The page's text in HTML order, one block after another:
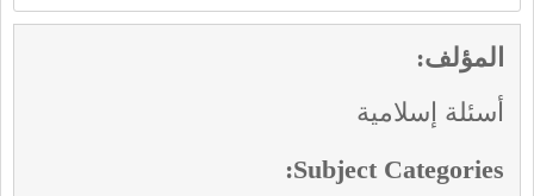
المؤلف:
أسئلة إسلامية
Subject Categories: